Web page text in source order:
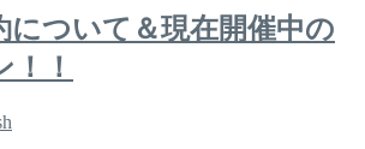
について＆現在開催中の
！！